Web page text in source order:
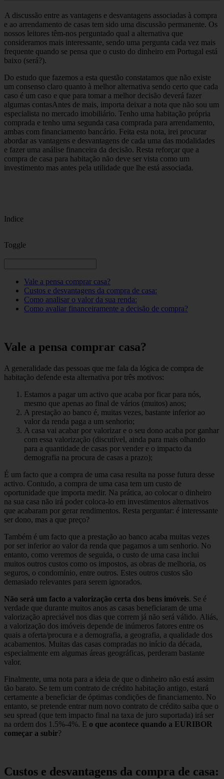
A discussão entre as vantagens e desvantagens associadas à compra
e ao arrendamento de casas tem sido uma discussão permanente. Os
nossos leitores têm-nos perguntado qual a alternativa que
consideramos mais interessante, sendo uma pergunta cada vez mais
frequente quando se pensa que o custo do dinheiro em Portugal está
baixo (será?).
Do estudo que fazemos a esta questão constatamos que não existe
um consenso claro quanto à melhor alternativa sendo certo que cada
caso é um caso e que para tomar a melhor decisão deverá fazer
algumas contasAntes de mais, importa deixar a nota que não sou um
especialista no mercado imobiliário. Tenho uma habitação própria
comprada e tenho uma segunda casa comprada para arrendamento,
ambas com financiamento bancário. Feita esta nota, irei procurar
abordar as vantagens e desvantagens de cada uma das modalidades
e fazer uma análise financeira da decisão. Resta reforçar que a
compra de casa para habitação não deve ser vista como um
investimento mas antes pela utilidade que lhe está associada.
Indice
Toggle
Vale a pensa comprar casa?
Custos e desvantagens da compra de casa:
Como analisar o valor da sua renda:
Como avaliar financeiramente a decisão de compra?
Vale a pensa comprar casa?
A generalidade das pessoas que me fala da lógica de compra de
habitação defende esta alternativa por três motivos:
Estamos a pagar um activo que acaba por ficar para nós,
mesmo que apenas ao final de vários (muitos) anos;
A prestação ao banco é, muitas vezes, bastante inferior ao
valor da renda paga a um senhorio;
A casa vai acabar por valorizar e o seu dono acaba por ganhar
com essa valorização (discutível, ainda para mais olhando
para a quantidade de casas por vender e o impacto da
demografia na procura de casas a prazo);
É um facto que a compra de uma casa resulta na posse futura desse
activo. Contudo, a compra de uma casa tem um custo de
oportunidade que importa medir. Na prática, ao colocar o dinheiro
na sua casa não irá poder coloca-lo em investimentos alternativos
que acabaram por gerar rendimentos. Resta perguntar: é interessante
ser dono, mas a que preço?
Também é um facto que a prestação ao banco acaba muitas vezes
por ser inferior ao valor da renda que pagamos a um senhorio. No
entanto, como veremos de seguida, o custo de uma casa inclui
muitos outros custos como os impostos, as obras de melhoria, os
seguros, o condomínio, entre outros. Estes outros custos são
demasiado relevantes para serem ignorados.
Não será um facto a valorização certa dos bens imóveis. Se é
verdade que durante muitos anos as casas beneficiaram de uma
valorização apreciável nos dias que correm já não será válido. Aliás,
a valorização dos imóveis depende de inúmeros fatores entre os
quais a oferta/procura e a demografia, a geografia, a qualidade dos
acabamentos. Muitas das casas compradas no início da década,
especialmente em algumas áreas geográficas, perderam bastante
valor.
Finalmente, uma nota para a ideia de que o dinheiro não está assim
tão barato. Se tem um contrato de crédito habitação antigo, estará
certamente a beneficiar de óptimas condições de financiamento. No
entanto, se pretende entrar num novo contrato de crédito saiba que o
seu spread (que tem impacto final na taxa de juro suportada) irá ser
na ordem dos 1.5%-4%. E o que acontece quando a EURIBOR
começar a subir?
Custos e desvantagens da compra de casa: